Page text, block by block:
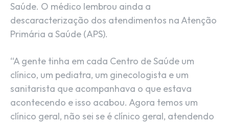
Saúde. O médico lembrou ainda a
descaracterização dos atendimentos na Atenção
Primária a Saúde (APS).
“A gente tinha em cada Centro de Saúde um
clínico, um pediatra, um ginecologista e um
sanitarista que acompanhava o que estava
acontecendo e isso acabou. Agora temos um
clínico geral, não sei se é clínico geral, atendendo